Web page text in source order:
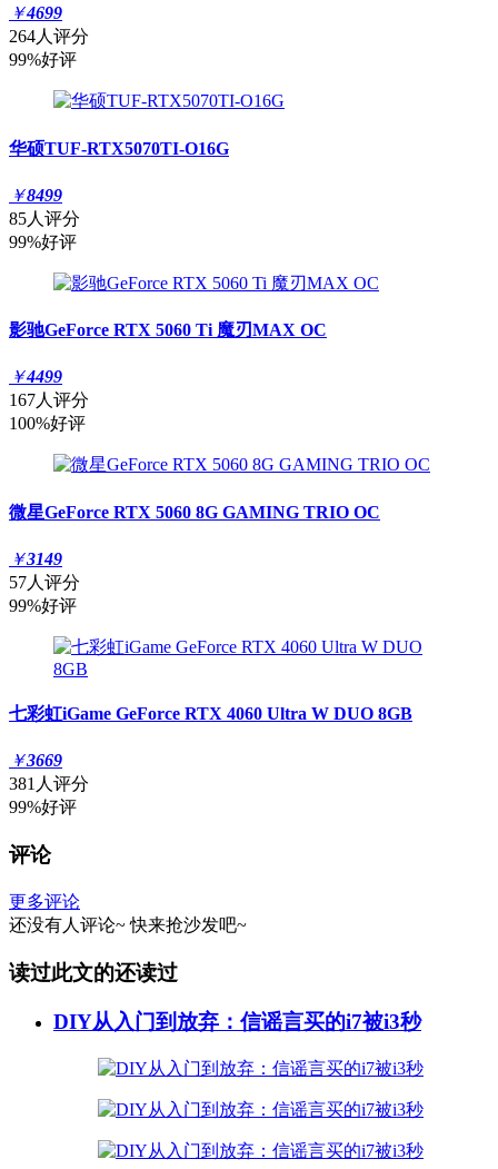
￥4699
264人评分
99%好评
华硕TUF-RTX5070TI-O16G
￥8499
85人评分
99%好评
影驰GeForce RTX 5060 Ti 魔刃MAX OC
￥4499
167人评分
100%好评
微星GeForce RTX 5060 8G GAMING TRIO OC
￥3149
57人评分
99%好评
七彩虹iGame GeForce RTX 4060 Ultra W DUO 8GB
￥3669
381人评分
99%好评
评论
更多评论
还没有人评论~ 快来抢沙发吧~
读过此文的还读过
DIY从入门到放弃：信谣言买的i7被i3秒